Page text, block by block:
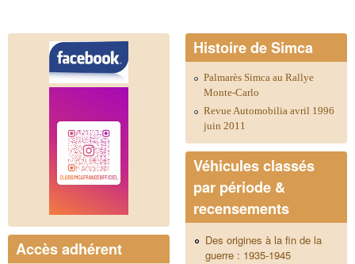
Accès adhérent
Histoire de Simca
Palmarès Simca au Rallye
Monte-Carlo
Revue Automobilia avril 1996
juin 2011
Véhicules classés
par période &
recensements
Des origines à la fin de la
guerre : 1935-1945